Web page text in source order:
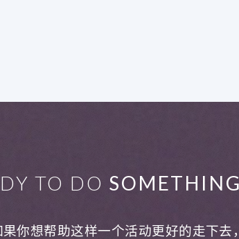
TO DO SOMETHING
你想帮助这样一个活动更好的走下去